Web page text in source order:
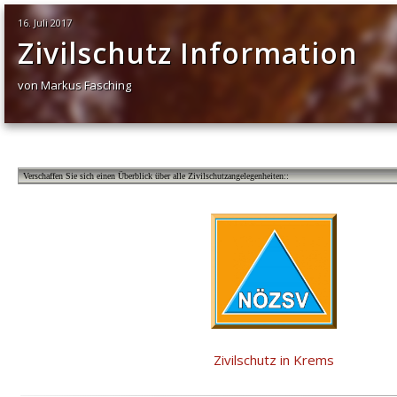
16. Juli 2017
Zivilschutz Information
von Markus Fasching
Verschaffen Sie sich einen Überblick über alle Zivilschutzangelegenheiten::
Zivilschutz in Krems